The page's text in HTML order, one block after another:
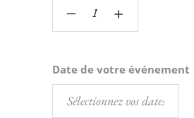
‒ +
Date de votre événement